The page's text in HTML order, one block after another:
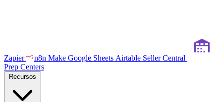
Zapier n8n Make Google Sheets Airtable Seller Central
Prep Centers